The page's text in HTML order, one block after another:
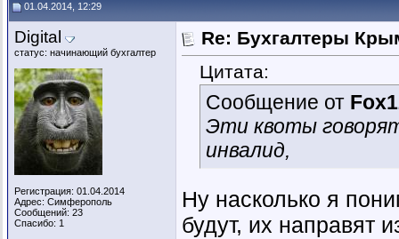
01.04.2014, 12:29
Digital
статус: начинающий бухгалтер
Регистрация: 01.04.2014
Адрес: Симферополь
Сообщений: 23
Спасибо: 1
Re: Бухгалтеры
Цитата:
Сообщение от
Эти квоты
инвалид,
Ну насколько я
будут, их направят